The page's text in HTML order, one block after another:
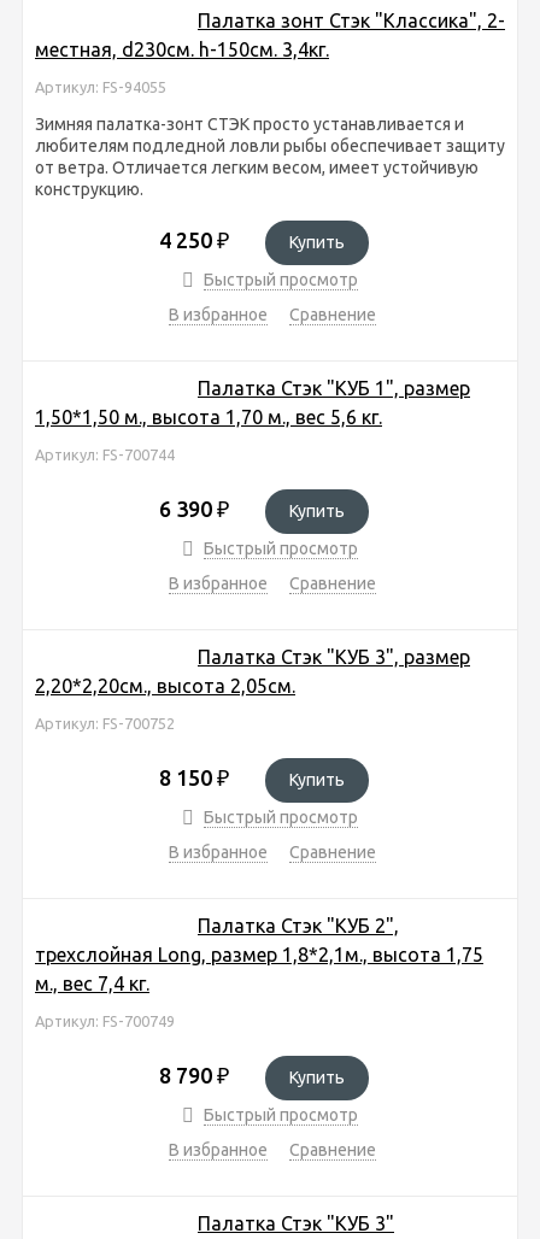
Палатка зонт Стэк "Классика", 2-
местная, d230см. h-150см. 3,4кг.
Артикул: FS-94055
Зимняя палатка-зонт СТЭК просто устанавливается и
любителям подледной ловли рыбы обеспечивает защиту
от ветра. Отличается легким весом, имеет устойчивую
конструкцию.
4 250 ₽
Купить
Быстрый просмотр
В избранное
Сравнение
Палатка Стэк "КУБ 1", размер
1,50*1,50 м., высота 1,70 м., вес 5,6 кг.
Артикул: FS-700744
6 390 ₽
Купить
Быстрый просмотр
В избранное
Сравнение
Палатка Стэк "КУБ 3", размер
2,20*2,20см., высота 2,05см.
Артикул: FS-700752
8 150 ₽
Купить
Быстрый просмотр
В избранное
Сравнение
Палатка Стэк "КУБ 2",
трехслойная Long, размер 1,8*2,1м., высота 1,75
м., вес 7,4 кг.
Артикул: FS-700749
8 790 ₽
Купить
Быстрый просмотр
В избранное
Сравнение
Палатка Стэк "КУБ 3"